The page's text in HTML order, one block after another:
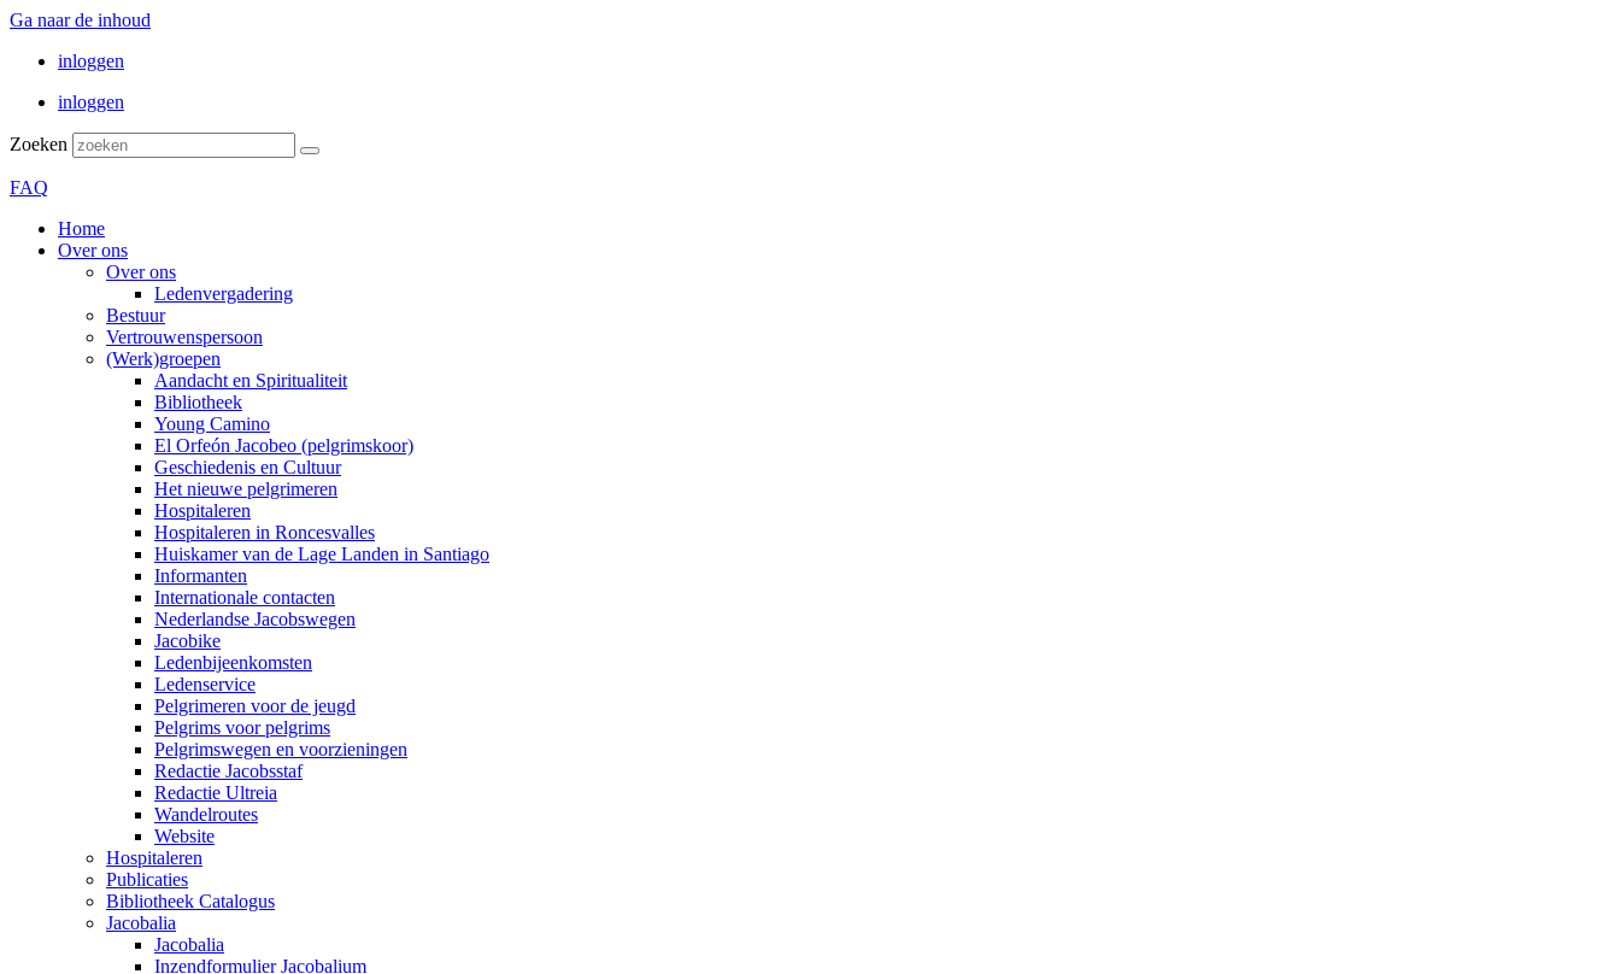
Ga naar de inhoud
inloggen
inloggen
Zoeken
FAQ
Home
Over ons
Over ons
Ledenvergadering
Bestuur
Vertrouwenspersoon
(Werk)groepen
Aandacht en Spiritualiteit
Bibliotheek
Young Camino
El Orfeón Jacobeo (pelgrimskoor)
Geschiedenis en Cultuur
Het nieuwe pelgrimeren
Hospitaleren
Hospitaleren in Roncesvalles
Huiskamer van de Lage Landen in Santiago
Informanten
Internationale contacten
Nederlandse Jacobswegen
Jacobike
Ledenbijeenkomsten
Ledenservice
Pelgrimeren voor de jeugd
Pelgrims voor pelgrims
Pelgrimswegen en voorzieningen
Redactie Jacobsstaf
Redactie Ultreia
Wandelroutes
Website
Hospitaleren
Publicaties
Bibliotheek Catalogus
Jacobalia
Jacobalia
Inzendformulier Jacobalium